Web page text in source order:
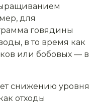
для
говядины
в то время как
или бобовых — в
снижению уровня
отходы